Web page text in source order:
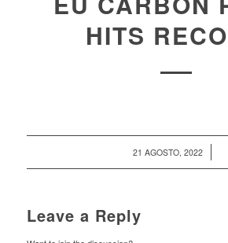
HITS
21 AGOSTO, 2022
/
Leave a Reply